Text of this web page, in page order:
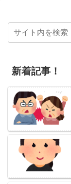
新着記事！